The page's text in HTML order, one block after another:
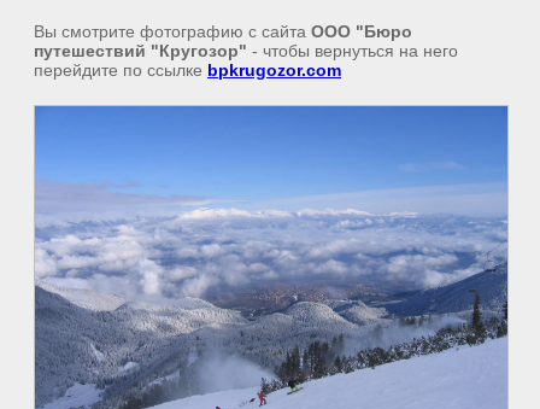
Вы смотрите фотографию с сайта ООО "Бюро
путешествий "Кругозор" - чтобы вернуться на него
перейдите по ссылке bpkrugozor.com